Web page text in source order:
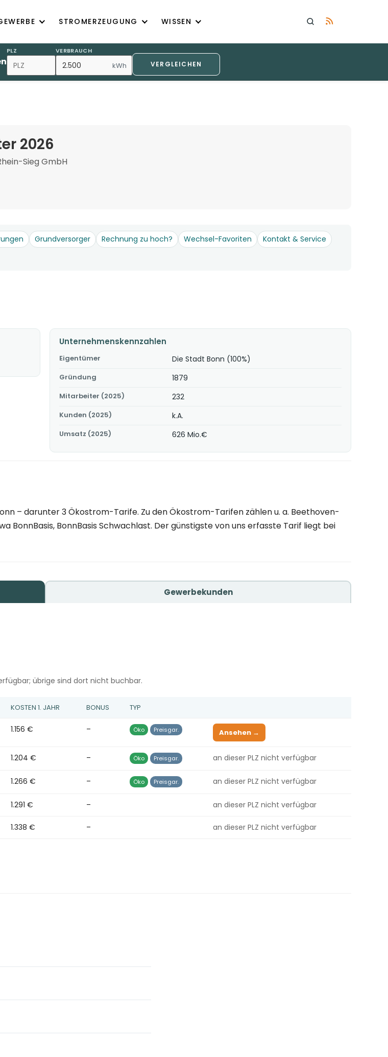
STROMERZEUGUNG WISSEN
PLZ VERBRAUCH
kWh VERGLEICHEN
2026
Sieg GmbH
Grundversorger Rechnung zu hoch? Wechsel-Favoriten
Kontakt & Service
Unternehmenskennzahlen
Eigentümer Die Stadt Bonn (100%)
Gründung 1879
Mitarbeiter (2025) 232
Kunden (2025) k.A.
Umsatz (2025) 626 Mio.€
– darunter 3 Ökostrom-Tarife. Zu den Ökostrom-Tarifen zählen u. a. Beethoven-
BonnBasis, BonnBasis Schwachlast. Der günstigste von uns erfasste Tarif liegt bei
Gewerbekunden
übrige sind dort nicht buchbar.
KOSTEN 1. JAHR BONUS TYP
1.156 € – Öko Preisgar. Ansehen →
1.204 € – Öko Preisgar. an dieser PLZ nicht verfügbar
1.266 € – Öko Preisgar. an dieser PLZ nicht verfügbar
1.291 € – an dieser PLZ nicht verfügbar
1.338 € – an dieser PLZ nicht verfügbar